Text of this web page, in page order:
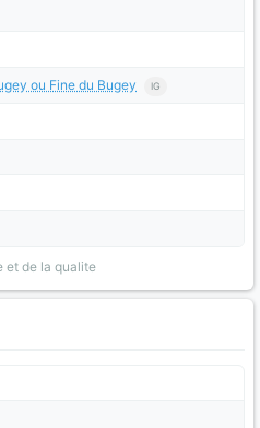
ou Fine du Bugey IG
et de la qualite